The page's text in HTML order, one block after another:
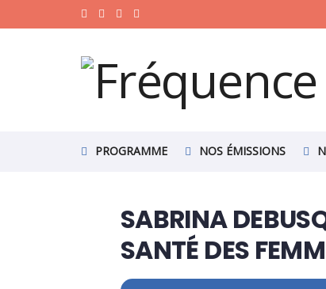
PROGRAMME NOS ÉMISSIONS
SABRINA
SANTÉ DES